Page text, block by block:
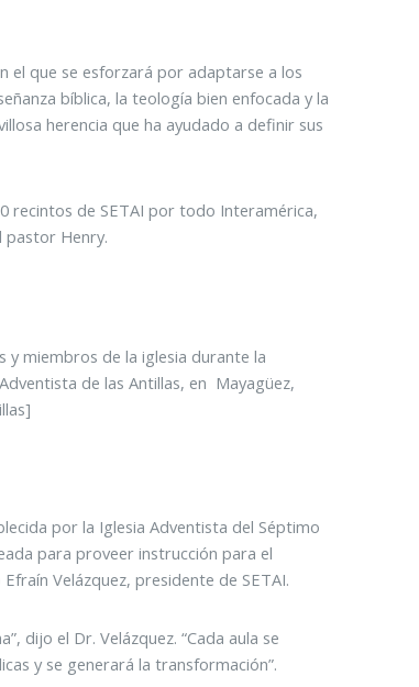
el que se esforzará por adaptarse a los
bíblica, la teología bien enfocada y la
herencia que ha ayudado a definir sus
recintos de SETAI por todo Interamérica,
pastor Henry.
y miembros de la iglesia durante la
de las Antillas, en Mayagüez,
por la Iglesia Adventista del Séptimo
para proveer instrucción para el
Velázquez, presidente de SETAI.
dijo el Dr. Velázquez. “Cada aula se
y se generará la transformación”.